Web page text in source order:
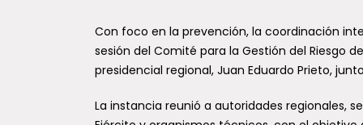
Con foco en la prevención, la coordinación
sesión del Comité para la Gestión del Riesgo
presidencial regional, Juan Eduardo Prieto,
La instancia reunió a autoridades regionales,